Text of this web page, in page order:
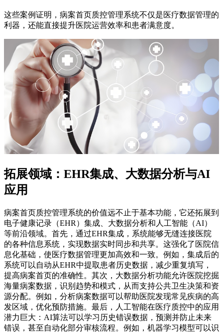
这些案例证明，病案首页质控管理系统不仅是医疗数据管理的
利器，还能直接提升医院运营效率和患者满意度。
拓展领域：EHR集成、大数据分析与AI
应用
病案首页质控管理系统的价值远不止于基本功能，它还拓展到
电子健康记录（EHR）集成、大数据分析和人工智能（AI）
等前沿领域。首先，通过EHR集成，系统能够无缝连接医院
的各种信息系统，实现数据实时同步和共享。这强化了医院信
息化基础，使医疗数据管理更加高效和一致。例如，集成后的
系统可以自动从EHR中提取患者历史数据，减少重复填写，
提高病案首页的准确性。其次，大数据分析功能允许医院挖掘
海量病案数据，识别趋势和模式，从而支持公共卫生决策和资
源分配。例如，分析病案数据可以帮助医院发现常见疾病的高
发区域，优化预防措施。最后，人工智能在医疗质控中的应用
潜力巨大：AI算法可以学习历史错误数据，预测并防止未来
错误，甚至自动化部分审核流程。例如，机器学习模型可以识